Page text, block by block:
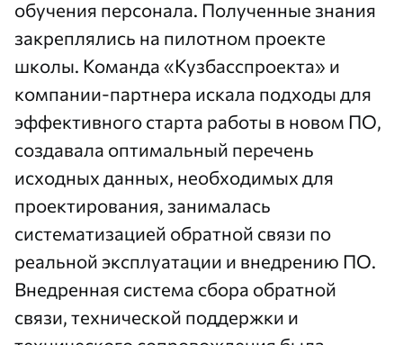
обучения персонала. Полученные знания
закреплялись на пилотном проекте
школы. Команда «Кузбасспроекта» и
компании-партнера искала подходы для
эффективного старта работы в новом ПО,
создавала оптимальный перечень
исходных данных, необходимых для
проектирования, занималась
систематизацией обратной связи по
реальной эксплуатации и внедрению ПО.
Внедренная система сбора обратной
связи, технической поддержки и